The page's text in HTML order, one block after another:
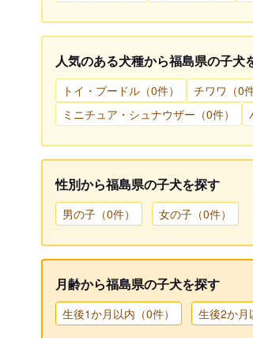
人気のある犬種から福島県の子犬
トイ・プードル（0件） チワワ（0件
ミニチュア・シュナウザー（0件）
性別から福島県の子犬を探す
男の子（0件） 女の子（0件）
月齢から福島県の子犬を探す
生後1か月以内（0件） 生後2か月